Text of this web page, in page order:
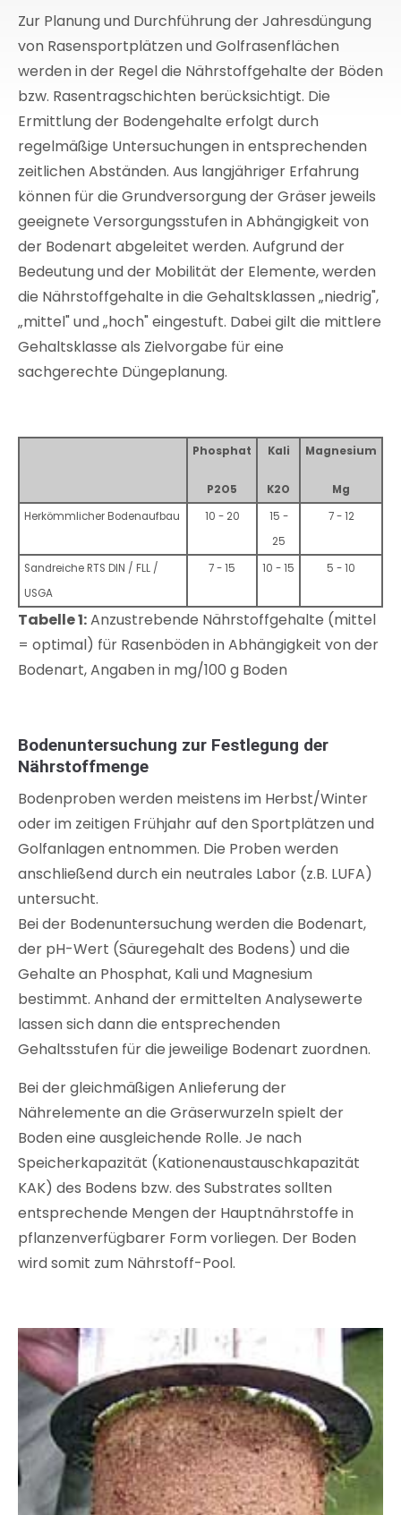
Zur Planung und Durchführung der Jahresdüngung
von Rasensportplätzen und Golfrasenflächen
werden in der Regel die Nährstoffgehalte der Böden
bzw. Rasentragschichten berücksichtigt. Die
Ermittlung der Bodengehalte erfolgt durch
regelmäßige Untersuchungen in entsprechenden
zeitlichen Abständen. Aus langjähriger Erfahrung
können für die Grundversorgung der Gräser jeweils
geeignete Versorgungsstufen in Abhängigkeit von
der Bodenart abgeleitet werden. Aufgrund der
Bedeutung und der Mobilität der Elemente, werden
die Nährstoffgehalte in die Gehaltsklassen „niedrig",
„mittel" und „hoch" eingestuft. Dabei gilt die mittlere
Gehaltsklasse als Zielvorgabe für eine
sachgerechte Düngeplanung.
Phosphat
P2O5
Kali
K2O
Magnesium
Mg
Herkömmlicher Bodenaufbau
10 - 20
15 -
25
7 - 12
Sandreiche RTS DIN / FLL /
USGA
7 - 15 10 - 15 5 - 10
Tabelle 1:Anzustrebende Nährstoffgehalte (mittel
= optimal) für Rasenböden in Abhängigkeit von der
Bodenart, Angaben in mg/100 g Boden
Bodenuntersuchung zur Festlegung der
Nährstoffmenge
Bodenproben werden meistens im Herbst/Winter
oder im zeitigen Frühjahr auf den Sportplätzen und
Golfanlagen entnommen. Die Proben werden
anschließend durch ein neutrales Labor (z.B. LUFA)
untersucht.
Bei der Bodenuntersuchung werden die Bodenart,
der pH-Wert (Säuregehalt des Bodens) und die
Gehalte an Phosphat, Kali und Magnesium
bestimmt. Anhand der ermittelten Analysewerte
lassen sich dann die entsprechenden
Gehaltsstufen für die jeweilige Bodenart zuordnen.
Bei der gleichmäßigen Anlieferung der
Nährelemente an die Gräserwurzeln spielt der
Boden eine ausgleichende Rolle. Je nach
Speicherkapazität (Kationenaustauschkapazität
KAK) des Bodens bzw. des Substrates sollten
entsprechende Mengen der Hauptnährstoffe in
pflanzenverfügbarer Form vorliegen. Der Boden
wird somit zum Nährstoff-Pool.